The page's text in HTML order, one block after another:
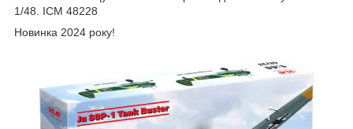
1/48. ICM 48228
Новинка 2024 року!